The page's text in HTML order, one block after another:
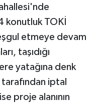
konutluk TOKİ
etmeye devam
taşıdığı
yatağına denk
iptal
proje alanının